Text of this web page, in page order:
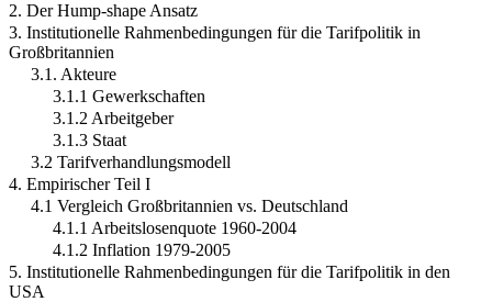
2. Der Hump-shape Ansatz
3. Institutionelle Rahmenbedingungen für die Tarifpolitik in
Großbritannien
3.1. Akteure
3.1.1 Gewerkschaften
3.1.2 Arbeitgeber
3.1.3 Staat
3.2 Tarifverhandlungsmodell
4. Empirischer Teil I
4.1 Vergleich Großbritannien vs. Deutschland
4.1.1 Arbeitslosenquote 1960-2004
4.1.2 Inflation 1979-2005
5. Institutionelle Rahmenbedingungen für die Tarifpolitik in den
USA